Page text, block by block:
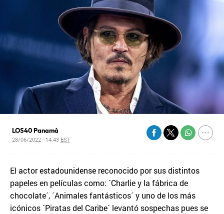
LOS40 Panamá
28/06/2022 - 14:43 EST
El actor estadounidense reconocido por sus distintos
papeles en películas como: ´Charlie y la fábrica de
chocolate´, ´Animales fantásticos´ y uno de los más
icónicos ´Piratas del Caribe´ levantó sospechas pues se